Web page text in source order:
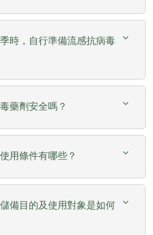
時，自行準備流感抗病毒
藥劑安全嗎？
用條件有哪些？
備目的及使用對象是如何